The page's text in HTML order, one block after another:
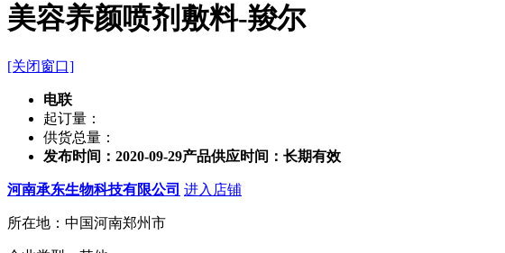
美容养颜喷剂敷料-羧尔
[关闭窗口]
电联
起订量：
供货总量：
发布时间：2020-09-29产品供应时间：长期有效
河南承东生物科技有限公司 进入店铺
所在地：中国河南郑州市